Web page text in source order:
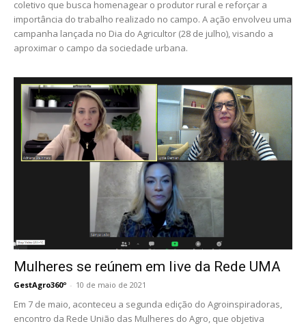
coletivo que busca homenagear o produtor rural e reforçar a
importância do trabalho realizado no campo. A ação envolveu uma
campanha lançada no Dia do Agricultor (28 de julho), visando a
aproximar o campo da sociedade urbana.
Mulheres se reúnem em live da Rede UMA
GestAgro360º - 10 de maio de 2021
Em 7 de maio, aconteceu a segunda edição do Agroinspiradoras,
encontro da Rede União das Mulheres do Agro, que objetiva